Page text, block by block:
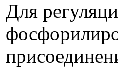
Для